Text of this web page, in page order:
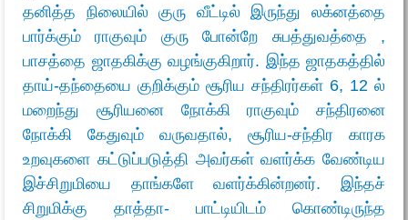
தனித்த நிலையில் குரு வீட்டில் இருந்து லக்னத்தை
பார்க்கும் ராகுவும் குரு போன்றே சுபத்துவத்தை ,
பாசத்தை ஜாதகிக்கு வழங்குகிறார். இந்த ஜாதகத்தில்
தாய்-தந்தையை குறிக்கும் சூரிய சந்திரர்கள் 6, 12 ல்
மறைந்து சூரியனை நோக்கி ராகுவும் சந்திரனை
நோக்கி கேதுவும் வருவதால், சூரிய-சந்திர காரக
உறவுகளை கட்டுப்படுத்தி அவர்கள் வளர்க்க வேண்டிய
இச்சிறுமியை தாங்களே வளர்க்கின்றனர். இந்தச்
சிறுமிக்கு தாத்தா- பாட்டியிடம் கொண்டிருந்த